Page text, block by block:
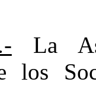
La
los